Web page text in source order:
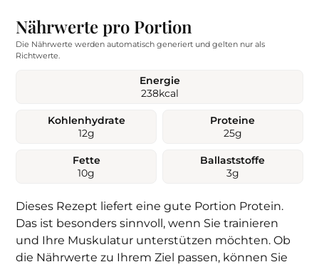
Nährwerte pro Portion
Die Nährwerte werden automatisch generiert und gelten nur als
Richtwerte.
Energie
238kcal
Kohlenhydrate
12g
Proteine
25g
Fette
10g
Ballaststoffe
3g
Dieses Rezept liefert eine gute Portion Protein.
Das ist besonders sinnvoll, wenn Sie trainieren
und Ihre Muskulatur unterstützen möchten. Ob
die Nährwerte zu Ihrem Ziel passen, können Sie